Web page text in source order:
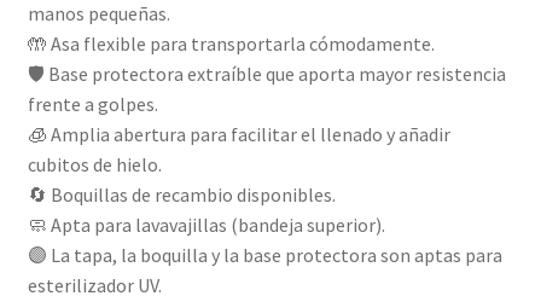
manos pequeñas.
🤲 Asa flexible para transportarla cómodamente.
🛡️ Base protectora extraíble que aporta mayor resistencia
frente a golpes.
🧊 Amplia abertura para facilitar el llenado y añadir
cubitos de hielo.
🔄 Boquillas de recambio disponibles.
🧼 Apta para lavavajillas (bandeja superior).
🟣 La tapa, la boquilla y la base protectora son aptas para
esterilizador UV.